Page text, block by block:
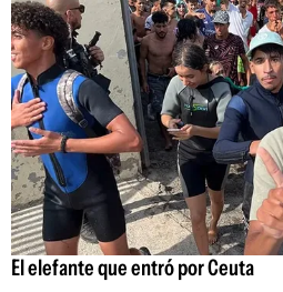
El elefante que entró por Ceuta